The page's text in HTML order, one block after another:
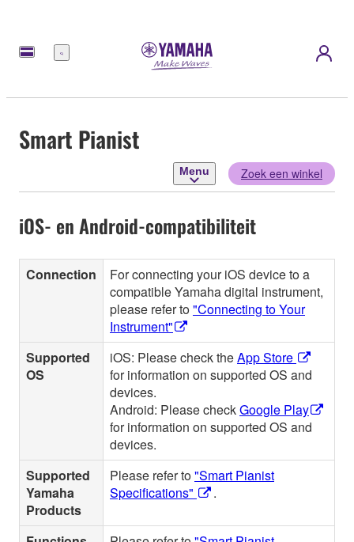
Menu
Smart Pianist
Menu Zoek een winkel
iOS- en Android-compatibiliteit
Connection
For connecting your iOS device to a
compatible Yamaha digital instrument,
please refer to"Connecting to Your
Instrument"
Supported
OS
iOS: Please check theApp Store
for information on supported OS and
devices.
Android: Please checkGoogle Play
for information on supported OS and
devices.
Supported
Yamaha
Products
Please refer to"Smart Pianist
Specifications"
.